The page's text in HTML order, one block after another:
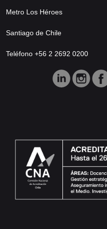
Metro Los Héroes
Santiago de Chile
Teléfono +56 2 2692 0200